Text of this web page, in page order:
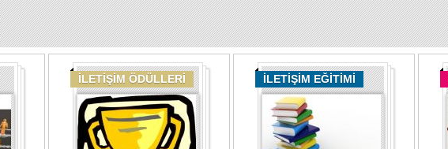
İLETİŞİM ÖDÜLLERİ İLETİŞİM EĞİTİMİ